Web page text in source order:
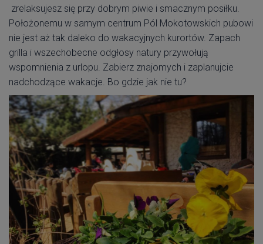
zrelaksujesz się przy dobrym piwie i smacznym posiłku.
Położonemu w samym centrum Pól Mokotowskich pubowi
nie jest aż tak daleko do wakacyjnych kurortów. Zapach
grilla i wszechobecne odgłosy natury przywołują
wspomnienia z urlopu. Zabierz znajomych i zaplanujcie
nadchodzące wakacje. Bo gdzie jak nie tu?